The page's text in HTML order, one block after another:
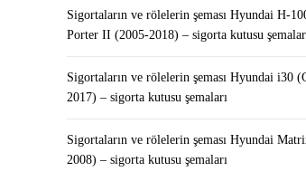
2017) – sigorta kutusu şemaları
Sigortaların ve rölelerin şeması Hyundai H-
Porter II (2005-2018) – sigorta kutusu
Sigortaların ve rölelerin şeması Hyundai i30
2017) – sigorta kutusu şemaları
Sigortaların ve rölelerin şeması Hyundai
2008) – sigorta kutusu şemaları